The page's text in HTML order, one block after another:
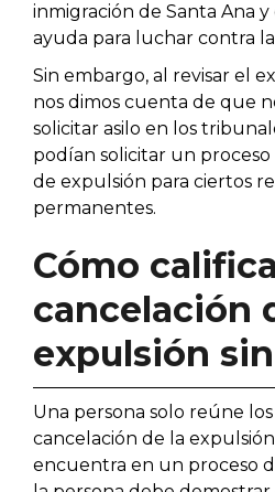
inmigración de Santa Ana
ayuda para luchar contra
Sin embargo, al revisar el
nos dimos cuenta de que
solicitar asilo en los
podían solicitar un
de expulsión para ciertos
permanentes.
Cómo
cancelación
expulsión
Una persona solo reúne
cancelación de la expulsión
encuentra en un proceso